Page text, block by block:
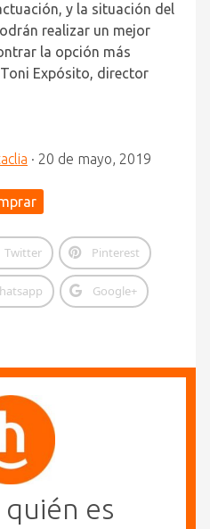
y la situación del
realizar un mejor
la opción más
Expósito, director
· 20 de mayo, 2019
Twitter Pinterest
Google+
quién es